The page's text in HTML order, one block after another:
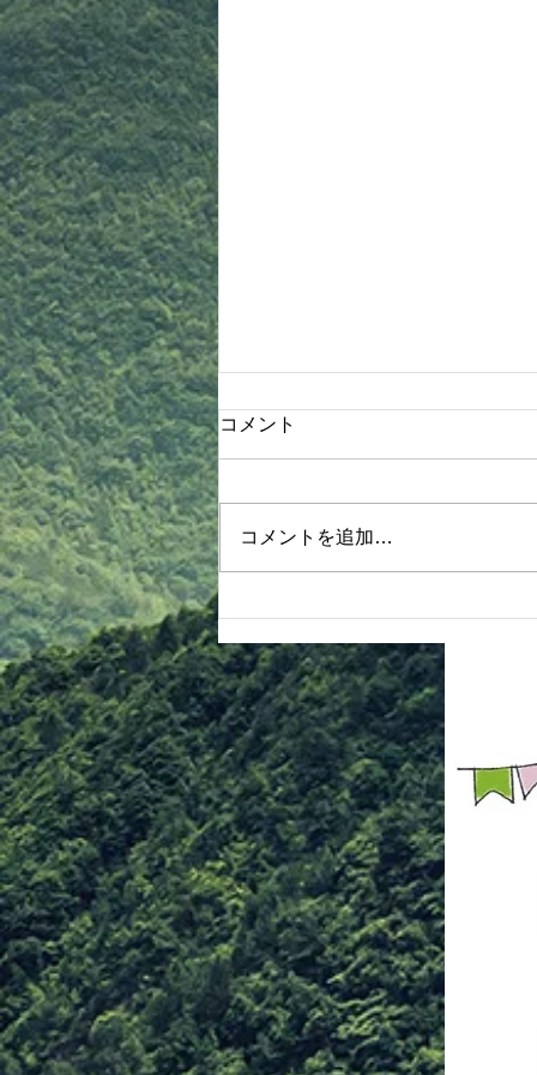
木部先生より連絡！
8月4日木部クラス 1830〜2030
基本 ②【抜き技】 タスキ抜き 振
り見抜き 手刀抜き ③【関節技】
り腕立て背固め 入り身投げより
ねじ上げ固め 腕脇絞りより腕ひ
しぎ固め ④【脱出法紹介】 足攻
め どっこ抜き 親指攻め ⑤【ヌン
チャク体験】 ヌンチャク技法 簡
単スパーリン
コメント
コメントを追加…